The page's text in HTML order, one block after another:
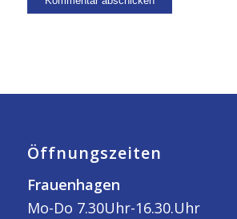
Öffnungszeiten
Frauenhagen
Mo-Do 7.30Uhr-16.30.Uhr